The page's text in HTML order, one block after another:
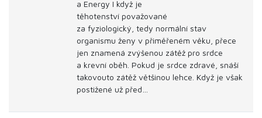
a Energy I když je
těhotenství považované
za fyziologický, tedy normální stav
organismu ženy v přiměřeném věku, přece
jen znamená zvýšenou zátěž pro srdce
a krevní oběh. Pokud je srdce zdravé, snáší
takovouto zátěž většinou lehce. Když je však
postižené už před…